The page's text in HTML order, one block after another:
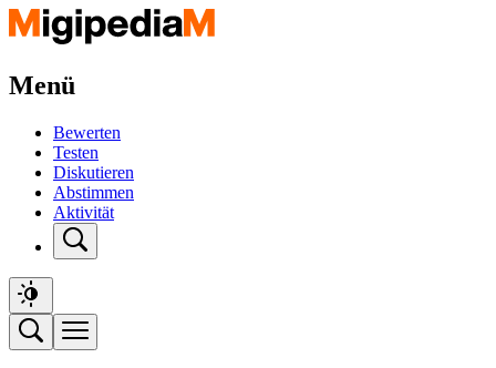
Menü
Bewerten
Testen
Diskutieren
Abstimmen
Aktivität